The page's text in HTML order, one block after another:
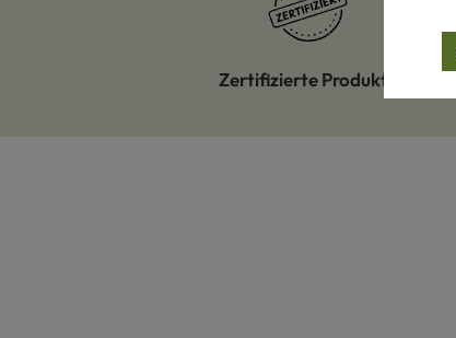
Zertifizierte Produkte